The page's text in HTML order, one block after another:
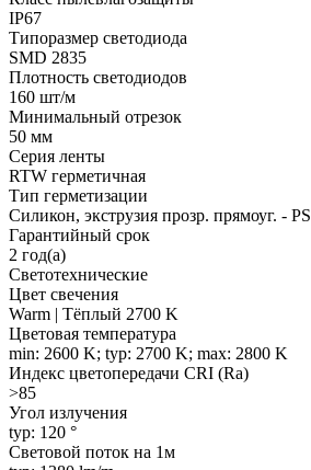
IP67
Типоразмер светодиода
SMD 2835
Плотность светодиодов
160 шт/м
Минимальный отрезок
50 мм
Серия ленты
RTW герметичная
Тип герметизации
Силикон, экструзия прозр. прямоуг. - PS
Гарантийный срок
2 год(а)
Светотехнические
Цвет свечения
Warm | Тёплый 2700 K
Цветовая температура
min: 2600 K; typ: 2700 K; max: 2800 K
Индекс цветопередачи CRI (Ra)
>85
Угол излучения
typ: 120 °
Световой поток на 1м